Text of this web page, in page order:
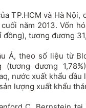
TP.HCM và Hà Nội,
năm 2013. Vốn
tương đương
Á, theo số liệu từ
đương
nước xuất khẩu dầu
lượng xuất khẩu